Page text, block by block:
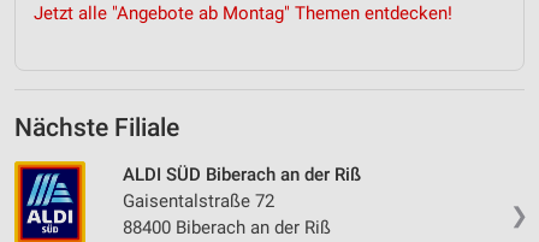
Jetzt alle "Angebote ab Montag" Themen entdecken!
Nächste Filiale
❯
ALDI SÜD Biberach an der Riß
Gaisentalstraße 72
88400 Biberach an der Riß